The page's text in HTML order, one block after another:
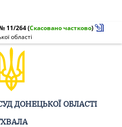
11/264(Скасовано частково)
області
ДОНЕЦЬКОЇ ОБЛАСТІ